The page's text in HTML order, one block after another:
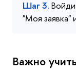
Шаг 3.
"Моя заявка"
Важно